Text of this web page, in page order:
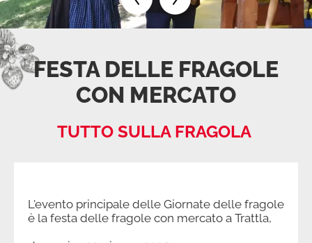
FESTA DELLE FRAGOLE
CON MERCATO
TUTTO SULLA FRAGOLA
L'evento principale delle Giornate delle fragole
è la festa delle fragole con mercato a Trattla,